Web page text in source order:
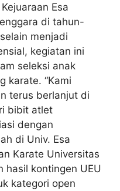
Esa
di tahun-
menjadi
kegiatan ini
seleksi anak
karate. “Kami
terus berlanjut di
bibit atlet
dengan
di Univ. Esa
Karate Universitas
hasil kontingen UEU
kategori open